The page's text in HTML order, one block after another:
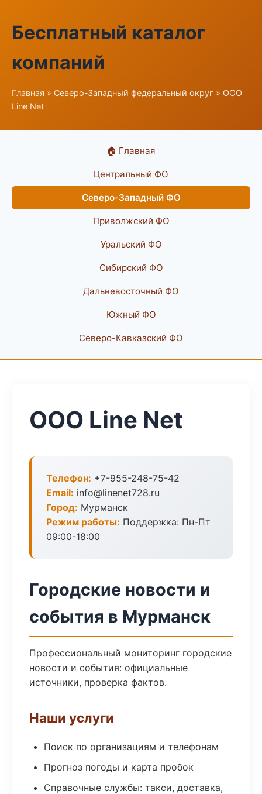
Бесплатный каталог
компаний
Главная » Северо-Западный федеральный округ » ООО
Line Net
🏠 Главная
Центральный ФО
Северо-Западный ФО
Приволжский ФО
Уральский ФО
Сибирский ФО
Дальневосточный ФО
Южный ФО
Северо-Кавказский ФО
ООО Line Net
Телефон: +7-955-248-75-42
Email: info@linenet728.ru
Город: Мурманск
Режим работы: Поддержка: Пн-Пт
09:00-18:00
Городские новости и
события в Мурманск
Профессиональный мониторинг городские
новости и события: официальные
источники, проверка фактов.
Наши услуги
Поиск по организациям и телефонам
Прогноз погоды и карта пробок
Справочные службы: такси, доставка,